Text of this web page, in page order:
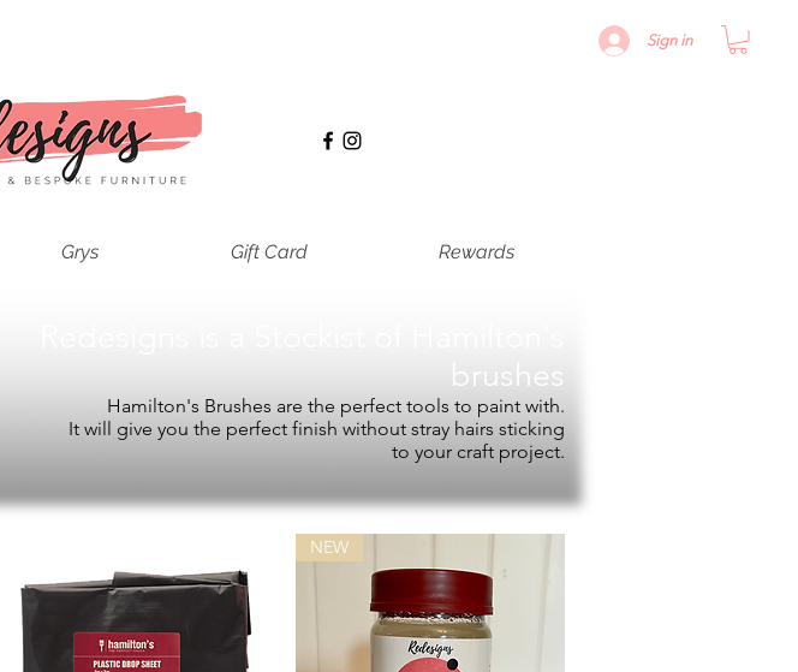
Sign in
Grys Gift Card Rewards
brushes
Hamilton's Brushes are the perfect tools to paint with.
It will give you the perfect finish without stray hairs sticking
to your craft project.
NEW